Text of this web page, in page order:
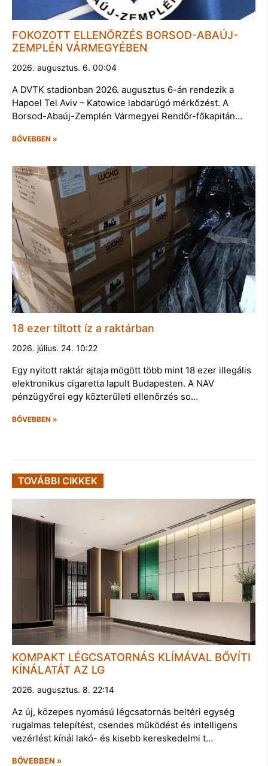
FOKOZOTT ELLENŐRZÉS BORSOD-ABAÚJ-
ZEMPLÉN VÁRMEGYÉBEN
2026. augusztus. 6. 00:04
A DVTK stadionban 2026. augusztus 6-án rendezik a
Hapoel Tel Aviv – Katowice labdarúgó mérkőzést. A
Borsod-Abaúj-Zemplén Vármegyei Rendőr-főkapitán…
BŐVEBBEN »
18 ezer tiltott íz a raktárban
2026. július. 24. 10:22
Egy nyitott raktár ajtaja mögött több mint 18 ezer illegális
elektronikus cigaretta lapult Budapesten. A NAV
pénzügyőrei egy közterületi ellenőrzés so…
BŐVEBBEN »
TOVÁBBI CIKKEK
KOMPAKT LÉGCSATORNÁS KLÍMÁVAL BŐVÍTI
KÍNÁLATÁT AZ LG
2026. augusztus. 8. 22:14
Az új, közepes nyomású légcsatornás beltéri egység
rugalmas telepítést, csendes működést és intelligens
vezérlést kínál lakó- és kisebb kereskedelmi t…
BŐVEBBEN »